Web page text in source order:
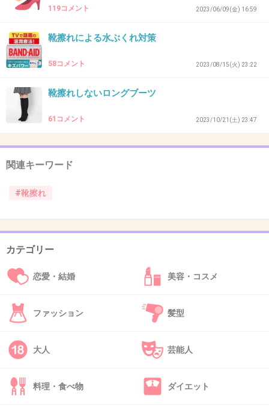
+3 -0
34. 匿名2026/06/03(水) 09:22:51
足臭くなったり汗かくらしいよ
35. 匿名2026/06/03(水) 09:27:54
>>1
薄くて幅もなくてかかとも小さい
厚みがある・幅がある・かかとが大きいと靴の中で固定さ
私は中で泳ぐから擦れる
119コメント 2023/06/09(金) 16:59
靴擦れによる水ぶくれ対策
58コメント 2023/08/15(火) 23:22
靴擦れしないロングブーツ
61コメント 2023/10/21(土) 23:47
関連キーワード
#靴擦れ
カテゴリー
恋愛・結婚 美容・コスメ
ファッション 髪型
大人 芸能人
料理・食べ物 ダイエット